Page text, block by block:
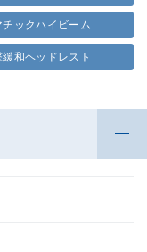
チックハイビーム
和ヘッドレスト